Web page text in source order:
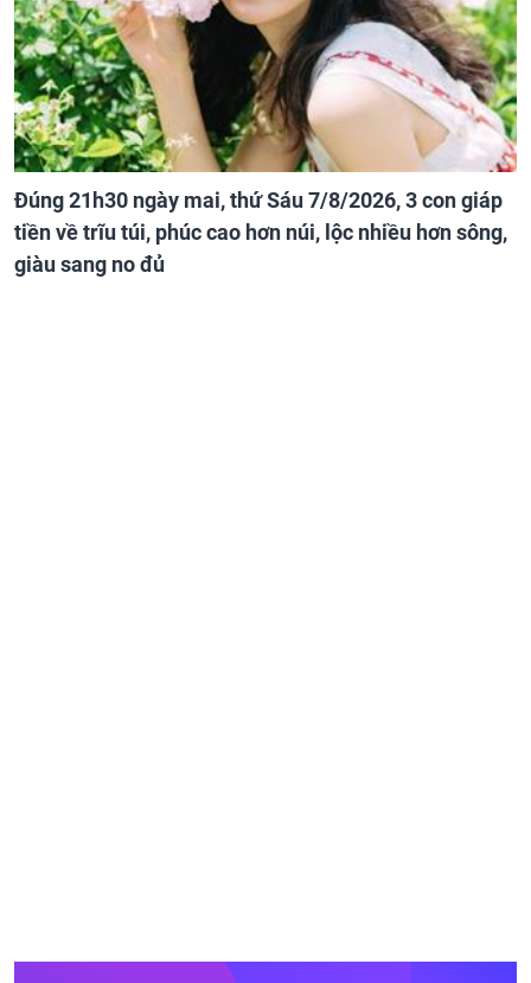
Đúng 21h30 ngày mai, thứ Sáu 7/8/2026, 3 con giáp
tiền về trĩu túi, phúc cao hơn núi, lộc nhiều hơn sông,
giàu sang no đủ